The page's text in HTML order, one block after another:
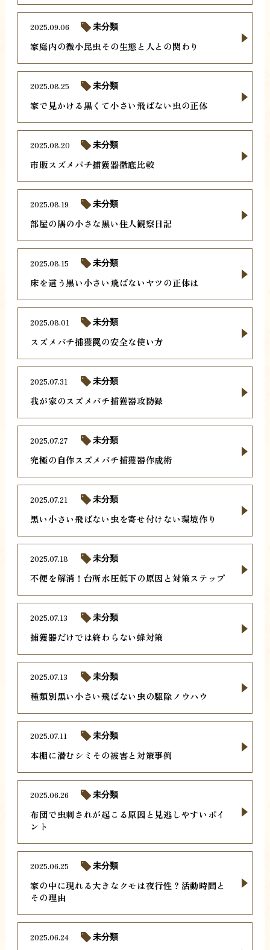
家庭内の微小昆虫その生態と人との関わり
2025.09.06 未分類
家で見かける黒くて小さい飛ばない虫の正体
2025.08.25 未分類
市販スズメバチ捕獲器徹底比較
2025.08.20 未分類
部屋の隅の小さな黒い住人観察日記
2025.08.19 未分類
床を這う黒い小さい飛ばないヤツの正体は
2025.08.15 未分類
スズメバチ捕獲罠の安全な使い方
2025.08.01 未分類
我が家のスズメバチ捕獲器攻防録
2025.07.31 未分類
究極の自作スズメバチ捕獲器作成術
2025.07.27 未分類
黒い小さい飛ばない虫を寄せ付けない環境作り
2025.07.21 未分類
不便を解消！台所水圧低下の原因と対策ステップ
2025.07.18 未分類
捕獲器だけでは終わらない蜂対策
2025.07.13 未分類
種類別黒い小さい飛ばない虫の駆除ノウハウ
2025.07.13 未分類
本棚に潜むシミその被害と対策事例
2025.07.11 未分類
布団で虫刺されが起こる原因と見逃しやすいポイ
ント
2025.06.26 未分類
家の中に現れる大きなクモは夜行性？活動時間と
その理由
2025.06.25 未分類
2025.06.24 未分類